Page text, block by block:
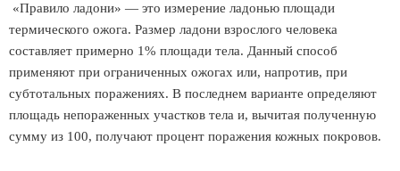
«Правило ладони» — это измерение ладонью площади
термического ожога. Размер ладони взрослого человека
составляет примерно 1% площади тела. Данный способ
применяют при ограниченных ожогах или, напротив, при
субтотальных поражениях. В последнем варианте определяют
площадь непораженных участков тела и, вычитая полученную
сумму из 100, получают процент поражения кожных покровов.